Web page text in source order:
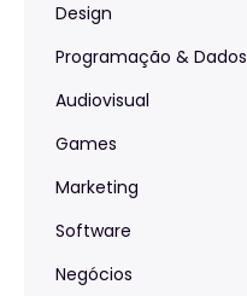
Design
Programação & Dados
Audiovisual
Games
Marketing
Software
Negócios